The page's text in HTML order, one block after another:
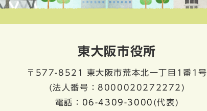
東大阪市役所
〒577-8521
東大阪市荒本北一丁目1番1号
(法人番号：8000020272272)
電話： 06-4309-3000 (代表)